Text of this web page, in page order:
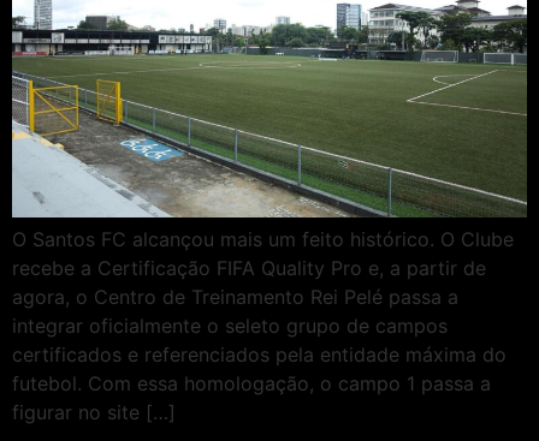
O Santos FC alcançou mais um feito histórico. O Clube
recebe a Certificação FIFA Quality Pro e, a partir de
agora, o Centro de Treinamento Rei Pelé passa a
integrar oficialmente o seleto grupo de campos
certificados e referenciados pela entidade máxima do
futebol. Com essa homologação, o campo 1 passa a
figurar no site […]